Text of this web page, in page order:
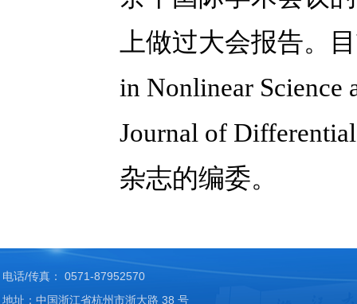
上做过大会报告。
in Nonlinear Science
Journal of
杂志的编委。
电话/传真： 0571-87952570
地址：中国浙江省杭州市浙大路 38 号